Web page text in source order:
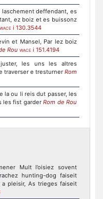
laschement deffendant, es
ez boiz et es buissonz
WACE i 130.3544
et Mansel, Par lez boiz
Rou WACE i 151.4194
les uns les altres
traverser e tresturner Rom
la ou li reis dut passer, les
les fist garderRom de Rou
Mult l’oisiez sovent
hunting-dog faiseit
pleisir, As trieges faiseit